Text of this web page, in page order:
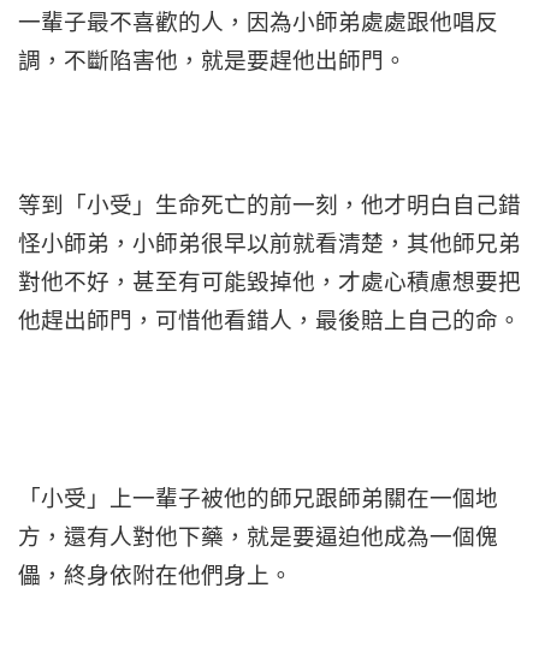
一輩子最不喜歡的人，因為小師弟處處跟他唱反
調，不斷陷害他，就是要趕他出師門。
等到「小受」生命死亡的前一刻，他才明白自己錯
怪小師弟，小師弟很早以前就看清楚，其他師兄弟
對他不好，甚至有可能毀掉他，才處心積慮想要把
他趕出師門，可惜他看錯人，最後賠上自己的命。
「小受」上一輩子被他的師兄跟師弟關在一個地
方，還有人對他下藥，就是要逼迫他成為一個傀
儡，終身依附在他們身上。